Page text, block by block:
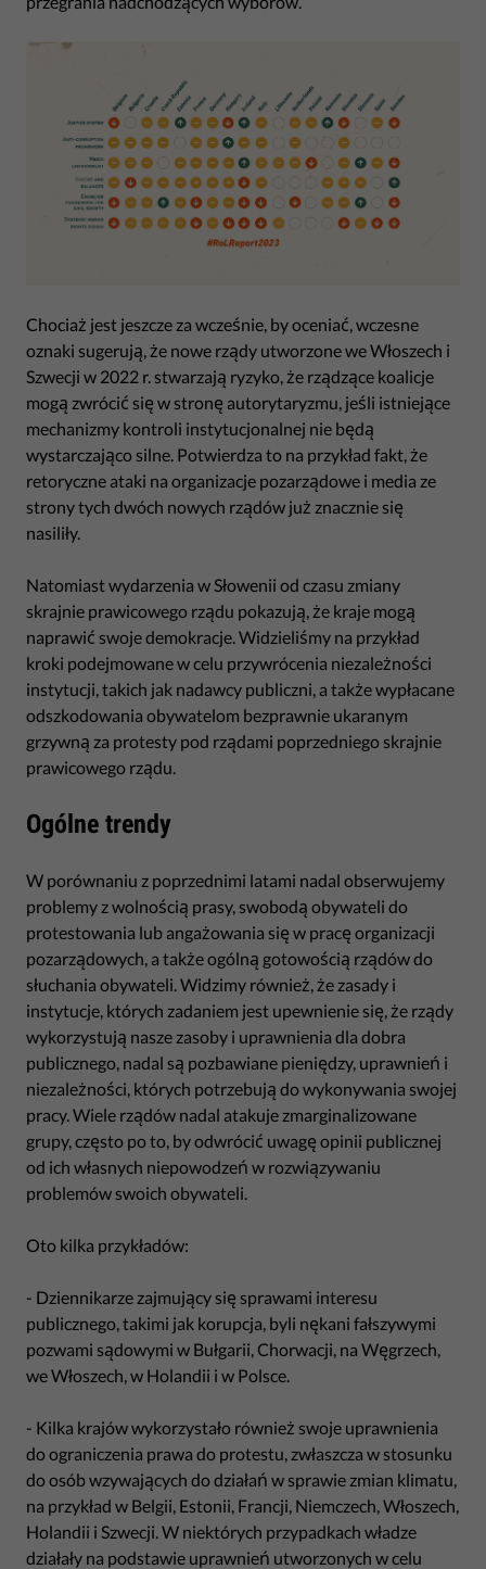
Chociaż jest jeszcze za wcześnie, by oceniać, wczesne
oznaki sugerują, że nowe rządy utworzone we Włoszech i
Szwecji w 2022 r. stwarzają ryzyko, że rządzące koalicje
mogą zwrócić się w stronę autorytaryzmu, jeśli istniejące
mechanizmy kontroli instytucjonalnej nie będą
wystarczająco silne. Potwierdza to na przykład fakt, że
retoryczne ataki na organizacje pozarządowe i media ze
strony tych dwóch nowych rządów już znacznie się
nasiliły.
Natomiast wydarzenia w Słowenii od czasu zmiany
skrajnie prawicowego rządu pokazują, że kraje mogą
naprawić swoje demokracje. Widzieliśmy na przykład
kroki podejmowane w celu przywrócenia niezależności
instytucji, takich jak nadawcy publiczni, a także wypłacane
odszkodowania obywatelom bezprawnie ukaranym
grzywną za protesty pod rządami poprzedniego skrajnie
prawicowego rządu.
Ogólne trendy
W porównaniu z poprzednimi latami nadal obserwujemy
problemy z wolnością prasy, swobodą obywateli do
protestowania lub angażowania się w pracę organizacji
pozarządowych, a także ogólną gotowością rządów do
słuchania obywateli. Widzimy również, że zasady i
instytucje, których zadaniem jest upewnienie się, że rządy
wykorzystują nasze zasoby i uprawnienia dla dobra
publicznego, nadal są pozbawiane pieniędzy, uprawnień i
niezależności, których potrzebują do wykonywania swojej
pracy. Wiele rządów nadal atakuje zmarginalizowane
grupy, często po to, by odwrócić uwagę opinii publicznej
od ich własnych niepowodzeń w rozwiązywaniu
problemów swoich obywateli.
Oto kilka przykładów:
- Dziennikarze zajmujący się sprawami interesu
publicznego, takimi jak korupcja, byli nękani fałszywymi
pozwami sądowymi w Bułgarii, Chorwacji, na Węgrzech,
we Włoszech, w Holandii i w Polsce.
- Kilka krajów wykorzystało również swoje uprawnienia
do ograniczenia prawa do protestu, zwłaszcza w stosunku
do osób wzywających do działań w sprawie zmian klimatu,
na przykład w Belgii, Estonii, Francji, Niemczech, Włoszech,
Holandii i Szwecji. W niektórych przypadkach władze
działały na podstawie uprawnień utworzonych w celu